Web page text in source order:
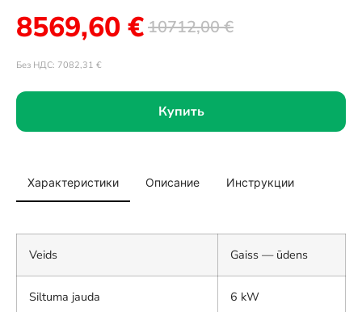
10712,00€
8569,60€
Без НДС: 7082,31 €
Купить
Характеристики Описание Инструкции
Veids Gaiss — ūdens
Siltuma jauda 6 kW